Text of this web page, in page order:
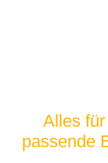
Alles
passende